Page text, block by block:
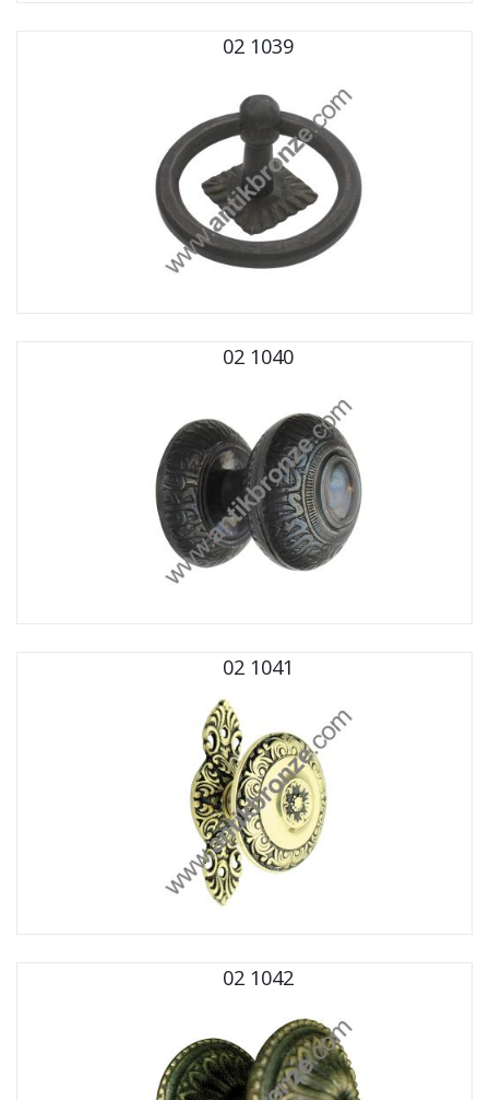
02 1039
02 1040
02 1041
02 1042